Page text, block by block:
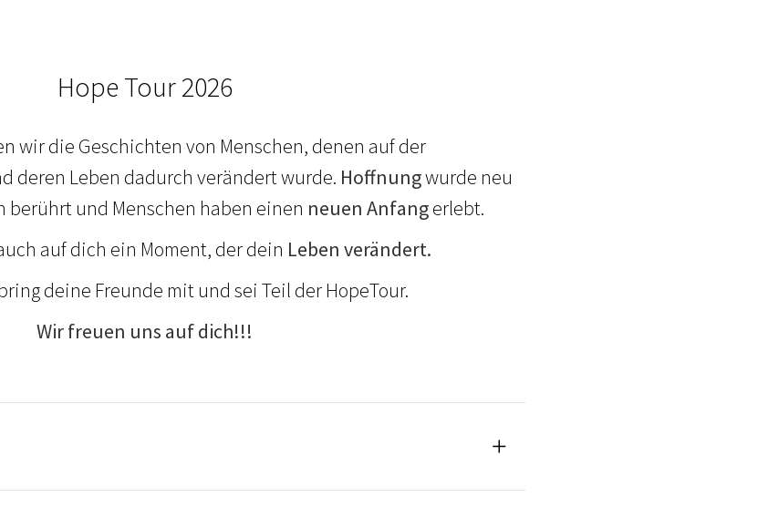
Hope Tour 2026
wir die Geschichten von Menschen, denen auf der
deren Leben dadurch verändert wurde. Hoffnungwurde neu
berührt und Menschen haben einen neuen Anfangerlebt.
auf dich ein Moment, der dein Leben verändert.
deine Freunde mit und sei Teil der HopeTour.
Wir freuen uns auf dich!!!